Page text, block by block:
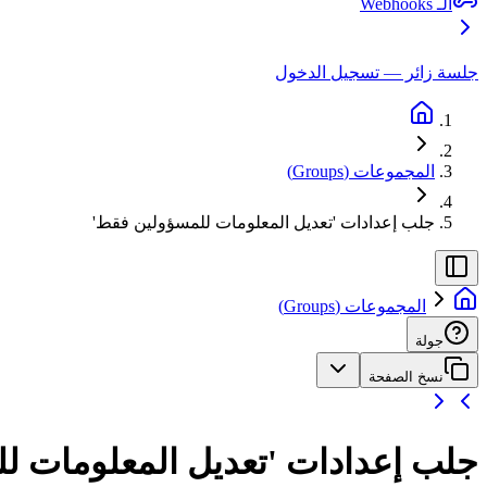
جلسة زائر — تسجيل الدخول
المجموعات (Groups)
جلب إعدادات 'تعديل المعلومات للمسؤولين فقط'
المجموعات (Groups)
جولة
نسخ الصفحة
جلب إعدادات 'تعديل المعلومات